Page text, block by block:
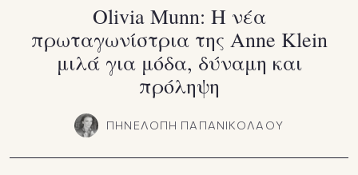
Olivia Munn: Η νέα
πρωταγωνίστρια της Anne Klein
μιλά για μόδα, δύναμη και
πρόληψη
ΠΗΝΕΛΟΠΗ ΠΑΠΑΝΙΚΟΛΑΟΥ